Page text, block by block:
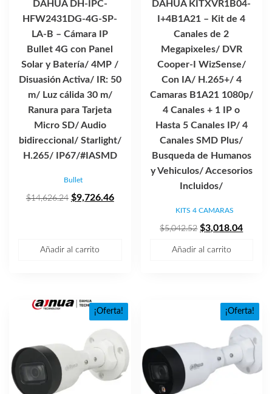
DAHUA DH-IPC-
HFW2431DG-4G-SP-
LA-B – Cámara IP
Bullet 4G con Panel
Solar y Batería/ 4MP /
Disuasión Activa/ IR: 50
m/ Luz cálida 30 m/
Ranura para Tarjeta
Micro SD/ Audio
bidireccional/ Starlight/
H.265/ IP67/#IASMD
Bullet
$14,626.24 El
$9,726.46El
Añadir al carrito
DAHUA KITXVR1B04-
I+4B1A21 – Kit de 4
Canales de 2
Megapixeles/ DVR
Cooper-I WizSense/
Con IA/ H.265+/ 4
Camaras B1A21 1080p/
4 Canales + 1 IP o
Hasta 5 Canales IP/ 4
Canales SMD Plus/
Busqueda de Humanos
y Vehiculos/ Accesorios
Incluidos/
KITS 4 CAMARAS
$5,042.52 El
$3,018.04El
Añadir al carrito
¡Oferta! ¡Oferta!